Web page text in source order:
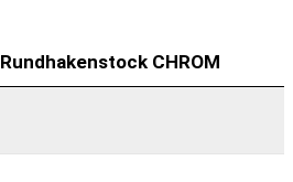
Rundhakenstock CHROM